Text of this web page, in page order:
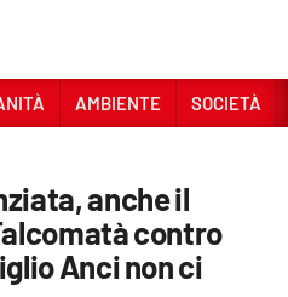
AMBIENTE SOCIETÀ
anche il
contro
Anci non ci